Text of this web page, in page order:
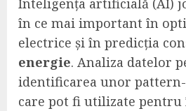
Inteligența artificială (AI)
în ce mai important în
electrice și în predicția
energie. Analiza datelor
identificarea unor
care pot fi utilizate